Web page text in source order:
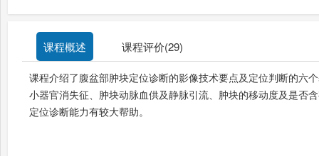
课程概述 课程评价(29)
课程介绍了腹盆部肿块定位诊断的影像技术要点及定位判断的六
小器官消失征、肿块动脉血供及静脉引流、肿块的移动度及是否
定位诊断能力有较大帮助。